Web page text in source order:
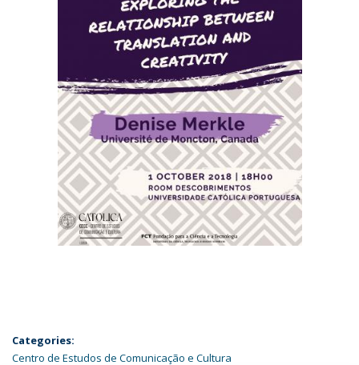
Categories:
Centro de Estudos de Comunicação e Cultura